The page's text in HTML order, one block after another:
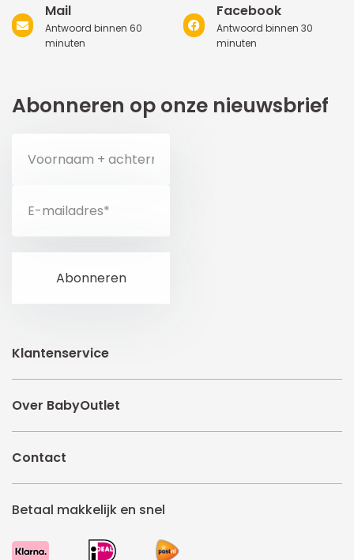
Mail
Antwoord binnen 60
minuten
Facebook
Antwoord binnen 30
minuten
Abonneren op onze nieuwsbrief
Klantenservice
Over BabyOutlet
Contact
Betaal makkelijk en snel